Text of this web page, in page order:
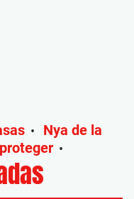
• Nya de la
•